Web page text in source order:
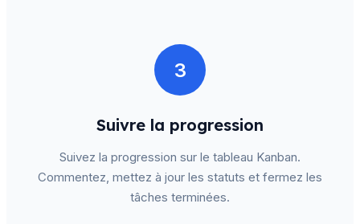
3
Suivre la progression
Suivez la progression sur le tableau Kanban.
Commentez, mettez à jour les statuts et fermez les
tâches terminées.